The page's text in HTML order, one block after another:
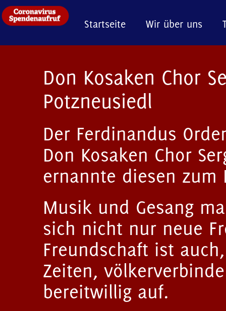
Startseite Wir über uns
Don Kosaken Chor
Potzneusiedl
Der Ferdinandus
Don Kosaken Chor
ernannte diesen zum
Musik und Gesang
sich nicht nur neue
Freundschaft ist
Zeiten,
bereitwillig auf.